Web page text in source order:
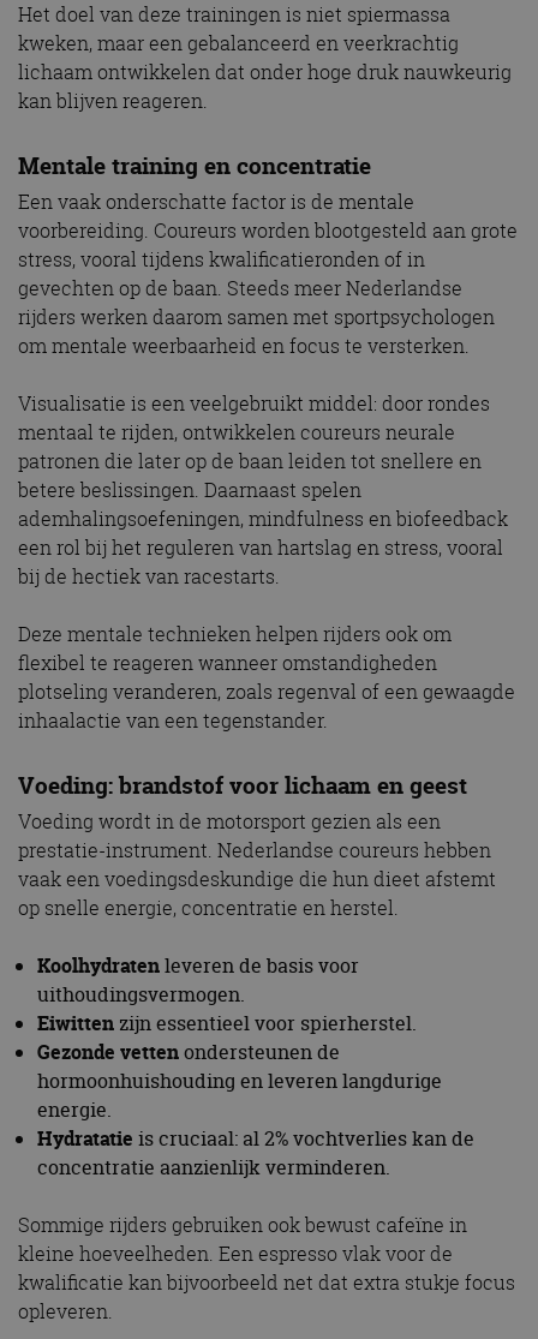
Het doel van deze trainingen is niet spiermassa
kweken, maar een gebalanceerd en veerkrachtig
lichaam ontwikkelen dat onder hoge druk nauwkeurig
kan blijven reageren.
Mentale training en concentratie
Een vaak onderschatte factor is de mentale
voorbereiding. Coureurs worden blootgesteld aan grote
stress, vooral tijdens kwalificatieronden of in
gevechten op de baan. Steeds meer Nederlandse
rijders werken daarom samen met sportpsychologen
om mentale weerbaarheid en focus te versterken.
Visualisatie is een veelgebruikt middel: door rondes
mentaal te rijden, ontwikkelen coureurs neurale
patronen die later op de baan leiden tot snellere en
betere beslissingen. Daarnaast spelen
ademhalingsoefeningen, mindfulness en biofeedback
een rol bij het reguleren van hartslag en stress, vooral
bij de hectiek van race­starts.
Deze mentale technieken helpen rijders ook om
flexibel te reageren wanneer omstandigheden
plotseling veranderen, zoals regenval of een gewaagde
inhaalactie van een tegenstander.
Voeding: brandstof voor lichaam en geest
Voeding wordt in de motorsport gezien als een
prestatie-instrument. Nederlandse coureurs hebben
vaak een voedingsdeskundige die hun dieet afstemt
op snelle energie, concentratie en herstel.
Koolhydratenleveren de basis voor
uithoudingsvermogen.
Eiwitten zijn essentieel voor spierherstel.
Gezonde vettenondersteunen de
hormoonhuishouding en leveren langdurige
energie.
Hydratatie is cruciaal: al 2% vochtverlies kan de
concentratie aanzienlijk verminderen.
Sommige rijders gebruiken ook bewust cafeïne in
kleine hoeveelheden. Een espresso vlak voor de
kwalificatie kan bijvoorbeeld net dat extra stukje focus
opleveren.